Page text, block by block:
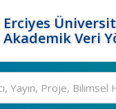
Erciyes
Akademik Veri